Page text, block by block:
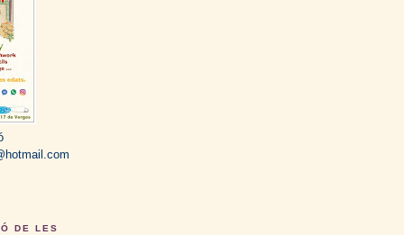
DE LES